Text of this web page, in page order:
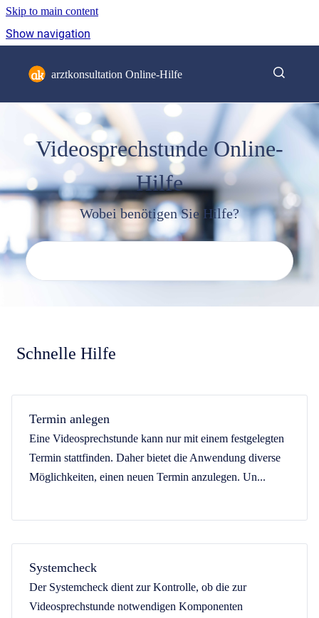
Skip to main content
Show navigation
arztkonsultation Online-Hilfe
Videosprechstunde Online-
Hilfe
Wobei benötigen Sie Hilfe?
Schnelle Hilfe
Termin anlegen
Eine Videosprechstunde kann nur mit einem festgelegten
Termin stattfinden. Daher bietet die Anwendung diverse
Möglichkeiten, einen neuen Termin anzulegen. Un...
Systemcheck
Der Systemcheck dient zur Kontrolle, ob die zur
Videosprechstunde notwendigen Komponenten